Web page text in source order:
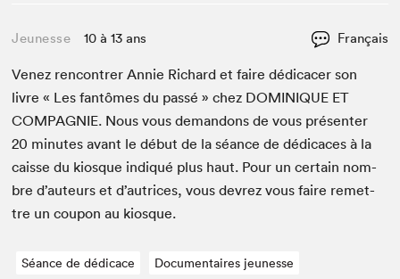
Jeunesse 10 à 13 ans Français
Venez ren­con­tr­er Annie Richard et faire dédi­cac­er son
livre « Les fan­tômes du passé » chez DOMINIQUE ET
COM­PAG­NIE. Nous vous deman­dons de vous présen­ter
20 min­utes avant le début de la séance de dédi­caces à la
caisse du kiosque indiqué plus haut. Pour un cer­tain nom­
bre d’auteurs et d’autrices, vous devrez vous faire remet­
tre un coupon au kiosque.
Séance de dédicace Documentaires jeunesse